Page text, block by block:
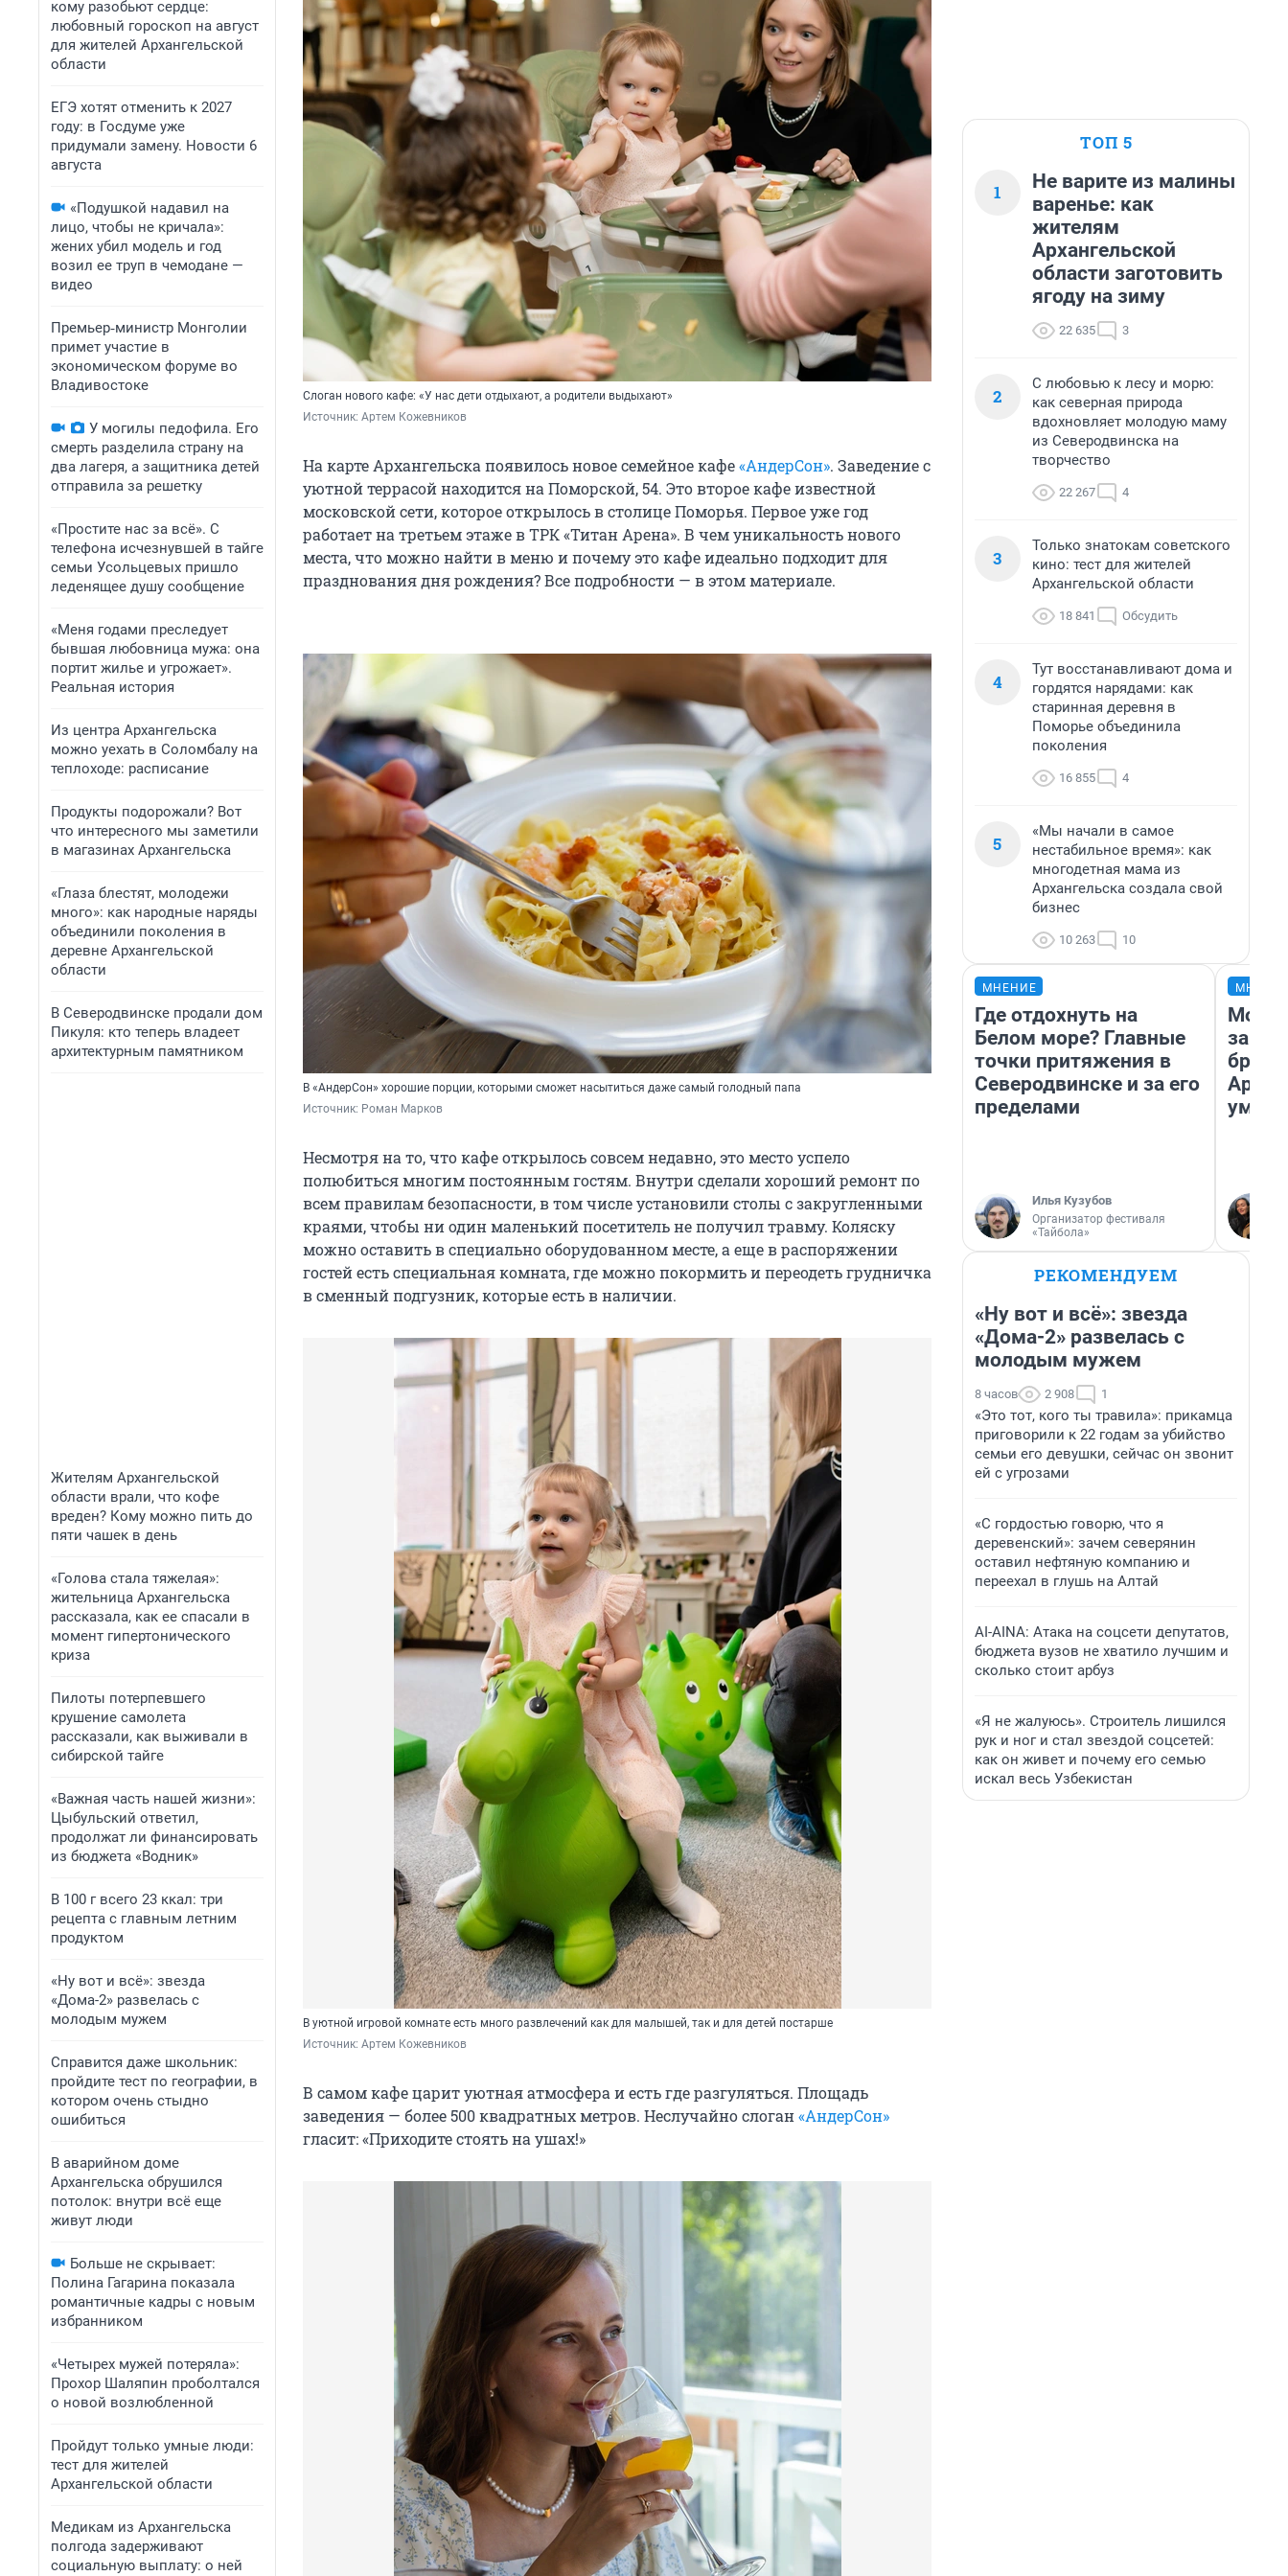
кому разобьют сердце:
любовный гороскоп на август
для жителей Архангельской
области
ЕГЭ хотят отменить к 2027
году: в Госдуме уже
придумали замену. Новости 6
августа
«Подушкой надавил на
лицо, чтобы не кричала»:
жених убил модель и год
возил ее труп в чемодане —
видео
Премьер‑министр Монголии
примет участие в
экономическом форуме во
Владивостоке
У могилы педофила. Его
смерть разделила страну на
два лагеря, а защитника детей
отправила за решетку
«Простите нас за всё». С
телефона исчезнувшей в тайге
семьи Усольцевых пришло
леденящее душу сообщение
«Меня годами преследует
бывшая любовница мужа: она
портит жилье и угрожает».
Реальная история
Из центра Архангельска
можно уехать в Соломбалу на
теплоходе: расписание
Продукты подорожали? Вот
что интересного мы заметили
в магазинах Архангельска
«Глаза блестят, молодежи
много»: как народные наряды
объединили поколения в
деревне Архангельской
области
В Северодвинске продали дом
Пикуля: кто теперь владеет
архитектурным памятником
Жителям Архангельской
области врали, что кофе
вреден? Кому можно пить до
пяти чашек в день
«Голова стала тяжелая»:
жительница Архангельска
рассказала, как ее спасали в
момент гипертонического
криза
Пилоты потерпевшего
крушение самолета
рассказали, как выживали в
сибирской тайге
«Важная часть нашей жизни»:
Цыбульский ответил,
продолжат ли финансировать
из бюджета «Водник»
В 100 г всего 23 ккал: три
рецепта с главным летним
продуктом
«Ну вот и всё»: звезда
«Дома-2» развелась с
молодым мужем
Справится даже школьник:
пройдите тест по географии, в
котором очень стыдно
ошибиться
В аварийном доме
Архангельска обрушился
потолок: внутри всё еще
живут люди
Больше не скрывает:
Полина Гагарина показала
романтичные кадры с новым
избранником
«Четырех мужей потеряла»:
Прохор Шаляпин проболтался
о новой возлюбленной
Пройдут только умные люди:
тест для жителей
Архангельской области
Медикам из Архангельска
полгода задерживают
социальную выплату: о ней
Слоган нового кафе: «У нас дети отдыхают, а родители выдыхают»
Источник: Артем Кожевников
На карте Архангельска появилось новое семейное кафе«АндерСон». Заведение с
уютной террасой находится на Поморской, 54. Это второе кафе известной
московской сети, которое открылось в столице Поморья. Первое уже год
работает на третьем этаже в ТРК «Титан Арена». В чем уникальность нового
места, что можно найти в меню и почему это кафе идеально подходит для
празднования дня рождения? Все подробности — в этом материале.
В «АндерСон» хорошие порции, которыми сможет насытиться даже самый голодный папа
Источник: Роман Марков
Несмотря на то, что кафе открылось совсем недавно, это место успело
полюбиться многим постоянным гостям. Внутри сделали хороший ремонт по
всем правилам безопасности, в том числе установили столы с закругленными
краями, чтобы ни один маленький посетитель не получил травму. Коляску
можно оставить в специально оборудованном месте, а еще в распоряжении
гостей есть специальная комната, где можно покормить и переодеть грудничка
в сменный подгузник, которые есть в наличии.
В уютной игровой комнате есть много развлечений как для малышей, так и для детей постарше
Источник: Артем Кожевников
В самом кафе царит уютная атмосфера и есть где разгуляться. Площадь
заведения — более 500 квадратных метров. Неслучайно слоган«АндерСон»
гласит: «Приходите стоять на ушах!»
ТОП 5
1
Не варите из малины
варенье: как
жителям
Архангельской
области заготовить
ягоду на зиму
22 635 3
2
С любовью к лесу и морю:
как северная природа
вдохновляет молодую маму
из Северодвинска на
творчество
22 267 4
3
Только знатокам советского
кино: тест для жителей
Архангельской области
18 841 Обсудить
4
Тут восстанавливают дома и
гордятся нарядами: как
старинная деревня в
Поморье объединила
поколения
16 855 4
5
«Мы начали в самое
нестабильное время»: как
многодетная мама из
Архангельска создала свой
бизнес
10 263 10
МНЕНИЕ
Где отдохнуть на
Белом море? Главные
точки притяжения в
Северодвинске и за его
пределами
Илья Кузубов
Организатор фестиваля
«Тайбола»
РЕКОМЕНДУЕМ
«Ну вот и всё»: звезда
«Дома-2» развелась с
молодым мужем
8 часов 2 908 1
«Это тот, кого ты травила»: прикамца
приговорили к 22 годам за убийство
семьи его девушки, сейчас он звонит
ей с угрозами
«С гордостью говорю, что я
деревенский»: зачем северянин
оставил нефтяную компанию и
переехал в глушь на Алтай
AI-AINA: Атака на соцсети депутатов,
бюджета вузов не хватило лучшим и
сколько стоит арбуз
«Я не жалуюсь». Строитель лишился
рук и ног и стал звездой соцсетей:
как он живет и почему его семью
искал весь Узбекистан